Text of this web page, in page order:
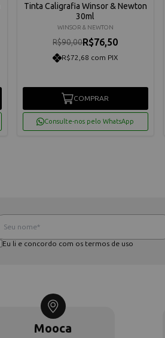
Tinta Caligrafia Winsor & Newton
30ml
WINSOR & NEWTON
R$90,00R$76,50
R$72,68 com PIX
COMPRAR
Consulte-nos pelo WhatsApp
Eu li e concordo com os termos de uso
Mooca